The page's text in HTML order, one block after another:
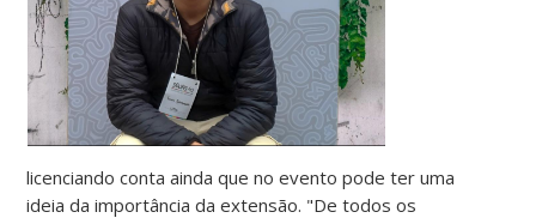
licenciando conta ainda que no evento pode ter uma
ideia da importância da extensão. "De todos os